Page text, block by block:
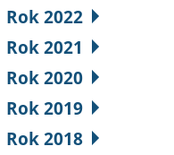
Rok 2022
Rok 2021
Rok 2020
Rok 2019
Rok 2018